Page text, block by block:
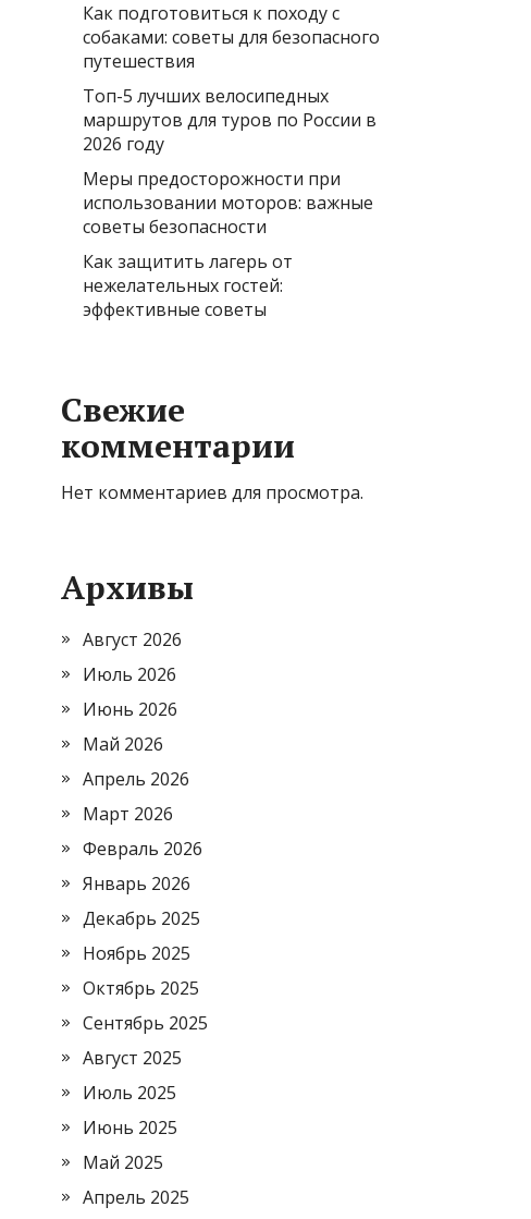
Как подготовиться к походу с
собаками: советы для безопасного
путешествия
Топ-5 лучших велосипедных
маршрутов для туров по России в
2026 году
Меры предосторожности при
использовании моторов: важные
советы безопасности
Как защитить лагерь от
нежелательных гостей:
эффективные советы
Свежие
комментарии
Нет комментариев для просмотра.
Архивы
Август 2026
Июль 2026
Июнь 2026
Май 2026
Апрель 2026
Март 2026
Февраль 2026
Январь 2026
Декабрь 2025
Ноябрь 2025
Октябрь 2025
Сентябрь 2025
Август 2025
Июль 2025
Июнь 2025
Май 2025
Апрель 2025